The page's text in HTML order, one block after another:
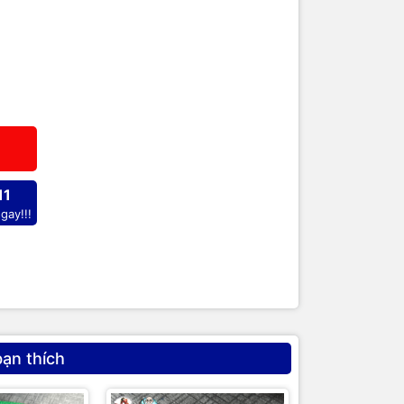
thích
hội thể thao hoặc các giải thi đấu lớn tại Việt
dụng nhất tại Việt Nam) và Ngang
là Bàn Lớn, Bàn 03 Băng)
là một trong những thiết kế có khả năng
bên ngoài bề mặt của chân. Các tấm ván này
giúp 03 chân bàn giữ tính ổn định và luôn
bề mặt trên của 03 chân bàn, giúp toàn bộ tải